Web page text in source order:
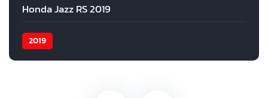
Honda Jazz RS 2019
2019